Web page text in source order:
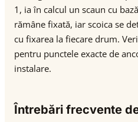
1, ia în calcul un scaun cu
rămâne fixată, iar scoica se
cu fixarea la fiecare drum.
pentru punctele exacte de
instalare.
Întrebări frecvente